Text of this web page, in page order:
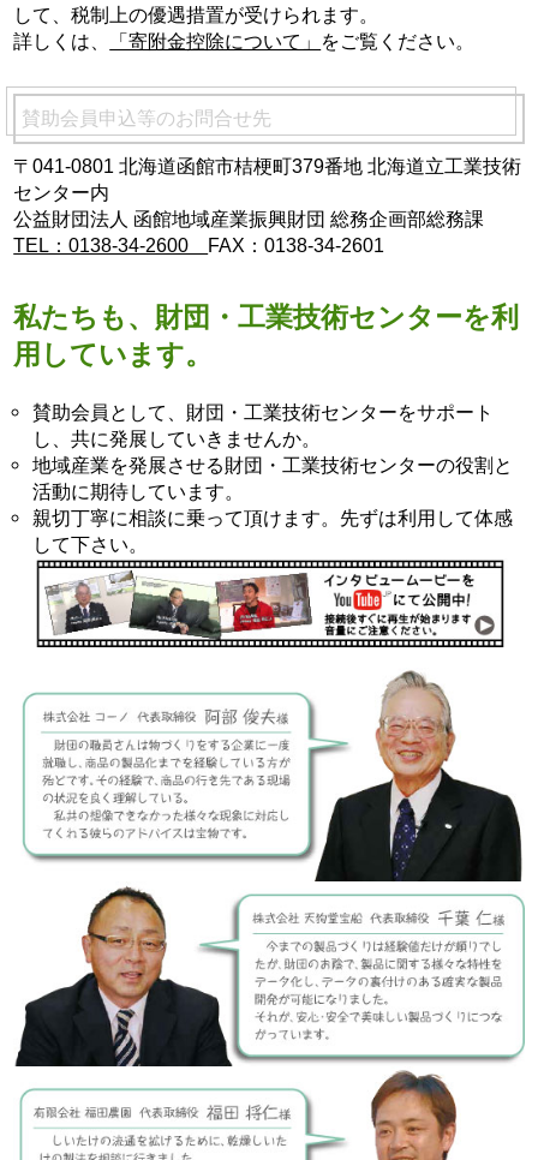
して、税制上の優遇措置が受けられます。
詳しくは、
「寄附金控除について」 をご覧ください。
賛助会員申込等のお問合せ先
〒041-0801 北海道函館市桔梗町379番地 北海道立工業技術
センター内
公益財団法人 函館地域産業振興財団 総務企画部総務課
TEL：0138-34-2600 FAX：0138-34-2601
私たちも、財団・工業技術センターを利
用しています。
賛助会員として、財団・工業技術センターをサポート
し、共に発展していきませんか。
地域産業を発展させる財団・工業技術センターの役割と
活動に期待しています。
親切丁寧に相談に乗って頂けます。先ずは利用して体感
して下さい。